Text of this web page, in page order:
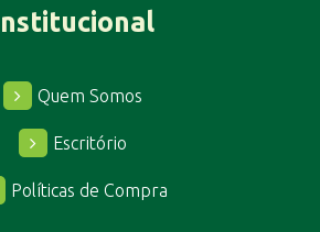
Quem Somos
Escritório
Políticas de Compra